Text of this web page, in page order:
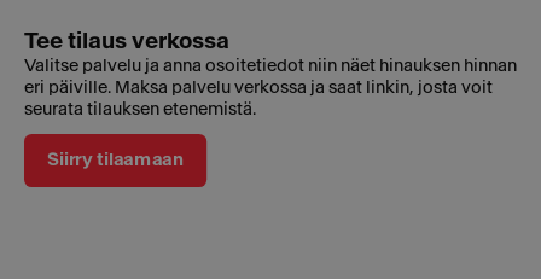
Tee tilaus verkossa
Valitse palvelu ja anna osoitetiedot niin näet hinauksen hinnan
eri päiville. Maksa palvelu verkossa ja saat linkin, josta voit
seurata tilauksen etenemistä.
Siirry tilaamaan